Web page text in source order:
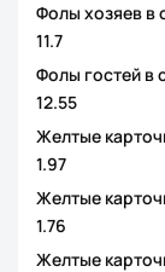
Фолы хозяев в
11.7
Фолы гостей в
12.55
Желтые
1.97
Желтые
1.76
Желтые